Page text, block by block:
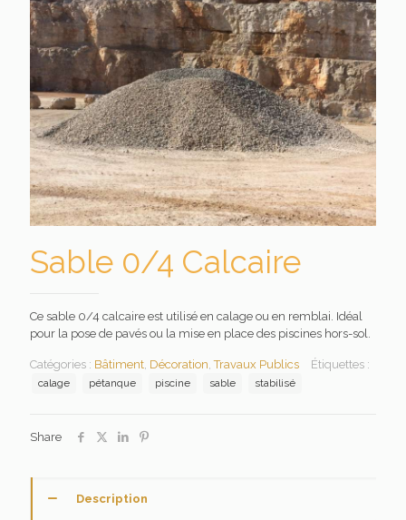
Sable 0/4 Calcaire
Ce sable 0/4 calcaire est utilisé en calage ou en remblai. Idéal
pour la pose de pavés ou la mise en place des piscines hors-sol.
Catégories : Bâtiment Décoration ,Travaux Publics Étiquettes :
calage pétanque piscine sable stabilisé
Share
Description